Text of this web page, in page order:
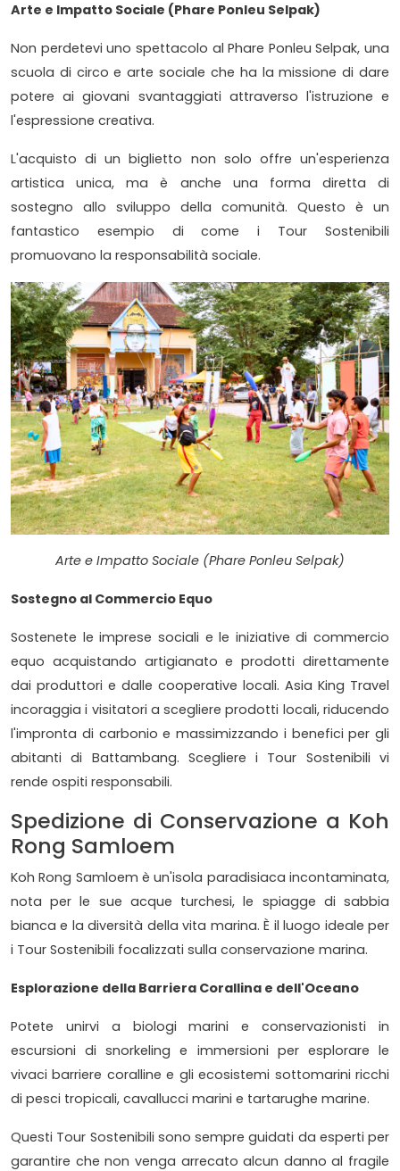
Arte e Impatto Sociale (Phare Ponleu Selpak)
Non perdetevi uno spettacolo al Phare Ponleu Selpak, una
scuola di circo e arte sociale che ha la missione di dare
potere ai giovani svantaggiati attraverso l'istruzione e
l'espressione creativa.
L'acquisto di un biglietto non solo offre un'esperienza
artistica unica, ma è anche una forma diretta di
sostegno allo sviluppo della comunità. Questo è un
fantastico esempio di come i Tour Sostenibili
promuovano la responsabilità sociale.
Arte e Impatto Sociale (Phare Ponleu Selpak)
Sostegno al Commercio Equo
Sostenete le imprese sociali e le iniziative di commercio
equo acquistando artigianato e prodotti direttamente
dai produttori e dalle cooperative locali. Asia King Travel
incoraggia i visitatori a scegliere prodotti locali, riducendo
l'impronta di carbonio e massimizzando i benefici per gli
abitanti di Battambang. Scegliere i Tour Sostenibili vi
rende ospiti responsabili.
Spedizione di Conservazione a Koh
Rong Samloem
Koh Rong Samloem è un'isola paradisiaca incontaminata,
nota per le sue acque turchesi, le spiagge di sabbia
bianca e la diversità della vita marina. È il luogo ideale per
i Tour Sostenibili focalizzati sulla conservazione marina.
Esplorazione della Barriera Corallina e dell'Oceano
Potete unirvi a biologi marini e conservazionisti in
escursioni di snorkeling e immersioni per esplorare le
vivaci barriere coralline e gli ecosistemi sottomarini ricchi
di pesci tropicali, cavallucci marini e tartarughe marine.
Questi Tour Sostenibili sono sempre guidati da esperti per
garantire che non venga arrecato alcun danno al fragile